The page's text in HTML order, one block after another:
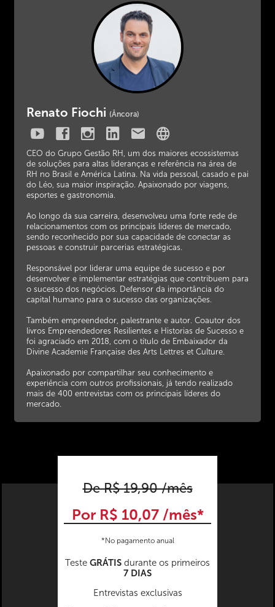
Renato Fiochi (Âncora)
CEO do Grupo Gestão RH, um dos maiores ecossistemas
de soluções para altas lideranças e referência na área de
RH no Brasil e América Latina. Na vida pessoal, casado e pai
do Léo, sua maior inspiração. Apaixonado por viagens,
esportes e gastronomia.
Ao longo da sua carreira, desenvolveu uma forte rede de
relacionamentos com os principais líderes de mercado,
sendo reconhecido por sua capacidade de conectar as
pessoas e construir parcerias estratégicas.
Responsável por liderar uma equipe de sucesso e por
desenvolver e implementar estratégias que contribuem para
o sucesso dos negócios. Defensor da importância do
capital humano para o sucesso das organizações.
Também empreendedor, palestrante e autor. Coautor dos
livros Empreendedores Resilientes e Historias de Sucesso e
foi agraciado em 2018, com o título de Embaixador da
Divine Academie Française des Arts Lettres et Culture.
Apaixonado por compartilhar seu conhecimento e
experiência com outros profissionais, já tendo realizado
mais de 400 entrevistas com os principais líderes do
mercado.
De R$ 19,90 /mês
Por R$ 10,07 /mês*
*No pagamento anual
Teste GRÁTIS durante os primeiros
7 DIAS
Entrevistas exclusivas